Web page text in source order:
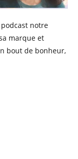
notre
marque et
bout de bonheur,